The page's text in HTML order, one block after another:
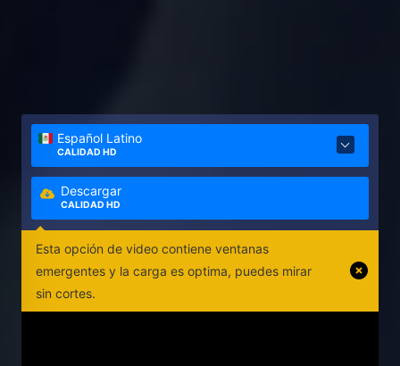
Español Latino
CALIDAD HD
Descargar
CALIDAD HD
Esta opción de video contiene ventanas
emergentes y la carga es optima, puedes mirar
sin cortes.